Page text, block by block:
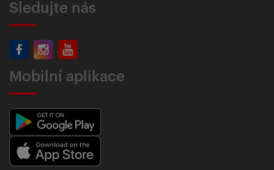
Sledujte nás
Mobilní aplikace